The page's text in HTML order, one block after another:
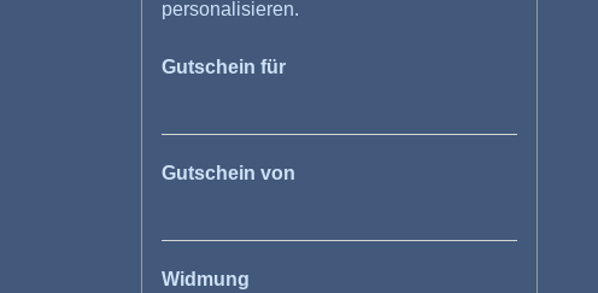
personalisieren.
Gutschein für
Gutschein von
Widmung